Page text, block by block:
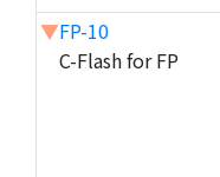
▼FP-10
C-Flash for FP